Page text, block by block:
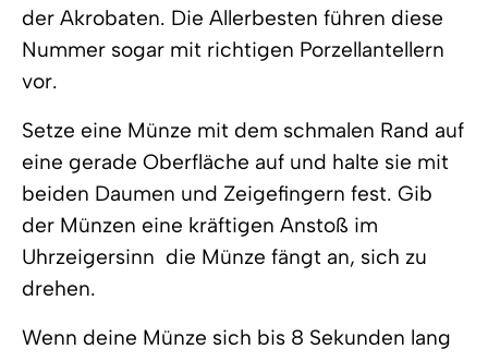
der Akrobaten. Die Allerbesten führen diese
Nummer sogar mit richtigen Porzellantellern
vor.
Setze eine Münze mit dem schmalen Rand auf
eine gerade Oberfläche auf und halte sie mit
beiden Daumen und Zeigefingern fest. Gib
der Münzen eine kräftigen Anstoß im
Uhrzeigersinn  die Münze fängt an, sich zu
drehen.
Wenn deine Münze sich bis 8 Sekunden lang